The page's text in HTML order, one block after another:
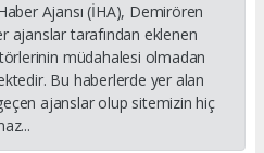
Ajansı (İHA), Demirören
ajanslar tarafından eklenen
müdahalesi olmadan
Bu haberlerde yer alan
ajanslar olup sitemizin hiç